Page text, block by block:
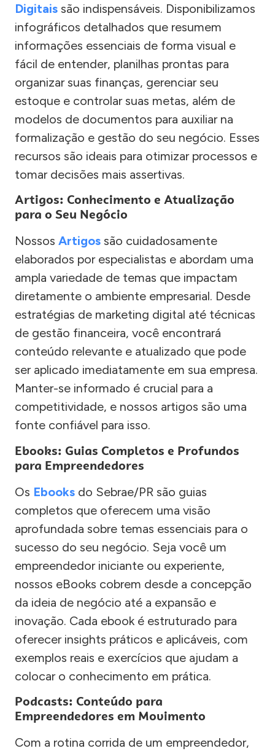
Digitais são indispensáveis. Disponibilizamos
infográficos detalhados que resumem
informações essenciais de forma visual e
fácil de entender, planilhas prontas para
organizar suas finanças, gerenciar seu
estoque e controlar suas metas, além de
modelos de documentos para auxiliar na
formalização e gestão do seu negócio. Esses
recursos são ideais para otimizar processos e
tomar decisões mais assertivas.
Artigos: Conhecimento e Atualização
para o Seu Negócio
Nossos Artigos são cuidadosamente
elaborados por especialistas e abordam uma
ampla variedade de temas que impactam
diretamente o ambiente empresarial. Desde
estratégias de marketing digital até técnicas
de gestão financeira, você encontrará
conteúdo relevante e atualizado que pode
ser aplicado imediatamente em sua empresa.
Manter-se informado é crucial para a
competitividade, e nossos artigos são uma
fonte confiável para isso.
Ebooks: Guias Completos e Profundos
para Empreendedores
Os Ebooks do Sebrae/PR são guias
completos que oferecem uma visão
aprofundada sobre temas essenciais para o
sucesso do seu negócio. Seja você um
empreendedor iniciante ou experiente,
nossos eBooks cobrem desde a concepção
da ideia de negócio até a expansão e
inovação. Cada ebook é estruturado para
oferecer insights práticos e aplicáveis, com
exemplos reais e exercícios que ajudam a
colocar o conhecimento em prática.
Podcasts: Conteúdo para
Empreendedores em Movimento
Com a rotina corrida de um empreendedor,